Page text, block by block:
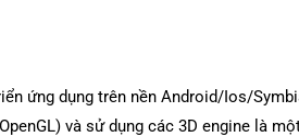
ứng dụng trên nền Android/Ios/
và sử dụng các 3D engine là